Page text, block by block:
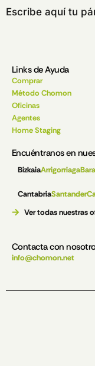
Escribe aquí tu
Links de Ayuda
Comprar
Método Chomon
Oficinas
Agentes
Home Staging
Encuéntranos en
BizkaiaArrigorriaga
CantabriaSantander
Ver todas nuestras
Contacta con
info@chomon.net